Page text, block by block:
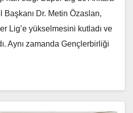
Dr. Metin Özaslan,
Lig’e yükselmesini kutladı ve
Aynı zamanda Gençlerbirliği